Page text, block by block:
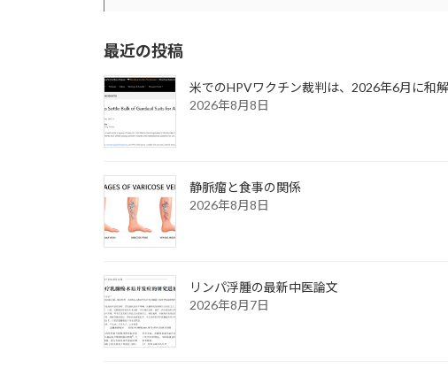
最近の投稿
米でのHPVワクチン裁判は、2026年6月に和解
2026年8月8日
静脈瘤と食事の関係
2026年8月8日
リンパ浮腫の最新中医論文
2026年8月7日